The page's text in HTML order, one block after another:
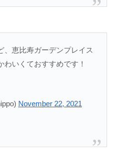
、恵比寿ガーデンプレイス
いくておすすめです！
November 22, 2021